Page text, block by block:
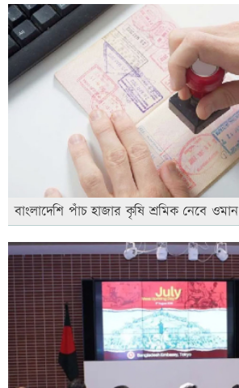
বাংলাদেশি পাঁচ হাজার কৃষি শ্রমিক নেবে ওমান